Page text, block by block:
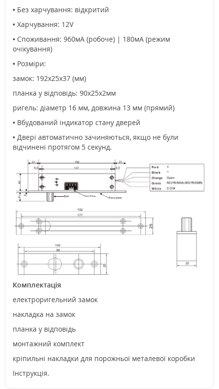
• Без харчування: відкритий
• Харчування: 12V
• Споживання: 960мА (робоче) | 180мА (режим
очікування)
• Розміри:
замок: 192x25x37 (мм)
планка у відповідь: 90x25x2мм
ригель: діаметр 16 мм, довжина 13 мм (прямий)
• Вбудований індикатор стану дверей
• Двері автоматично зачиняються, якщо не були
відчинені протягом 5 секунд.
Комплектація
електроригельний замок
накладка на замок
планка у відповідь
монтажний комплект
кріпильні накладки для порожньої металевої коробки
Інструкція.